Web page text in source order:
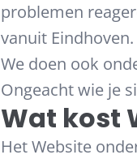
problemen
vanuit Eindhoven.
We doen ook
Ongeacht wie je
Wat kost
Het Website